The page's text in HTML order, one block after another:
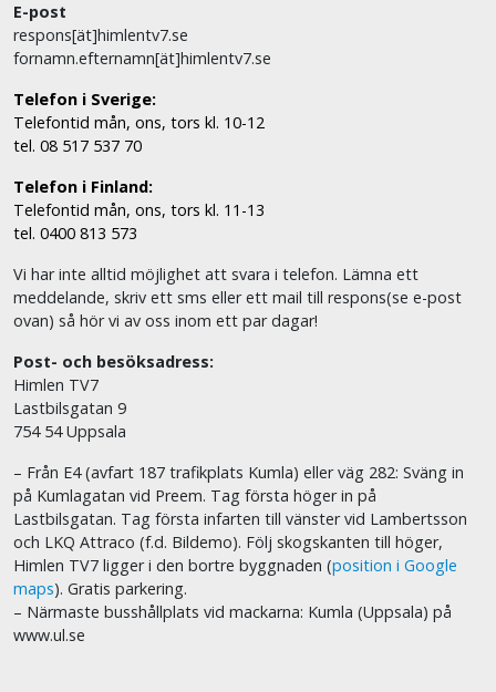
E-post
respons[ät]himlentv7.se
fornamn.efternamn[ät]himlentv7.se
Telefon i Sverige:
Telefontid mån, ons, tors kl. 10-12
tel. 08 517 537 70
Telefon i Finland:
Telefontid mån, ons, tors kl. 11-13
tel. 0400 813 573
Vi har inte alltid möjlighet att svara i telefon. Lämna ett
meddelande, skriv ett sms eller ett mail till respons(se e-post
ovan) så hör vi av oss inom ett par dagar!
Post- och besöksadress:
Himlen TV7
Lastbilsgatan 9
754 54 Uppsala
– Från E4 (avfart 187 trafikplats Kumla) eller väg 282: Sväng in
på Kumlagatan vid Preem. Tag första höger in på
Lastbilsgatan. Tag första infarten till vänster vid Lambertsson
och LKQ Attraco (f.d. Bildemo). Följ skogskanten till höger,
Himlen TV7 ligger i den bortre byggnaden (position i Google
maps). Gratis parkering.
– Närmaste busshållplats vid mackarna: Kumla (Uppsala) på
www.ul.se